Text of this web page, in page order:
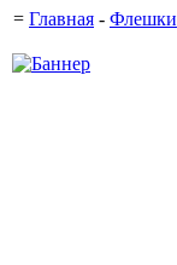
= Главная - Флешки